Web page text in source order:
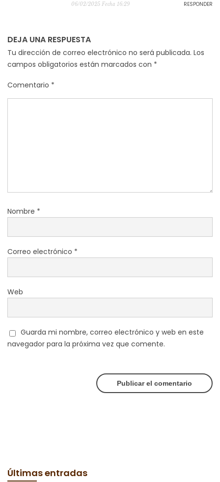
06/02/2025 Fecha 16:29 RESPONDER
DEJA UNA RESPUESTA
Tu dirección de correo electrónico no será publicada. Los
campos obligatorios están marcados con *
Comentario *
Nombre *
Correo electrónico *
Web
Guarda mi nombre, correo electrónico y web en este
navegador para la próxima vez que comente.
Últimas entradas